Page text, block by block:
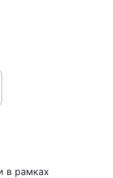
в рамках